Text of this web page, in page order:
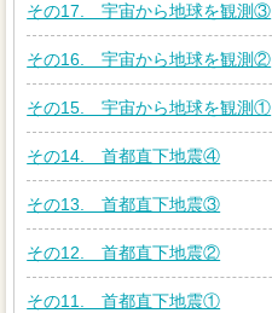
その17. 宇宙から地球を観測③
その16. 宇宙から地球を観測②
その15. 宇宙から地球を観測①
その14. 首都直下地震④
その13. 首都直下地震③
その12. 首都直下地震②
その11. 首都直下地震①